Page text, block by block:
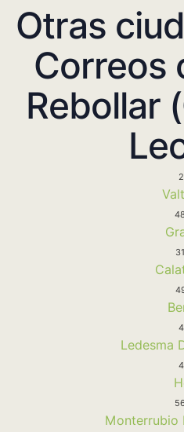
Otras
Correos
Rebollar
Ledesma
Monterrubio